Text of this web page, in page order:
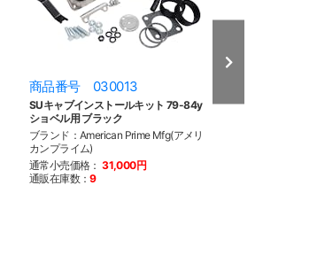
商品番号 030013
SUキャブインストールキット 79-84y
ショベル用 ブラック
ブランド：American Prime Mfg(アメリ
カンプライム)
通常小売価格： 31,000円
通販在庫数：9
SUキャブ用スモ